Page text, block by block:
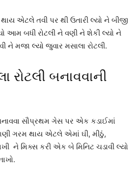
એટલે તવી પર થી ઉતારી લ્યો ને બીજી
આમ બધી રોટલી ને વણી ને શેકી લ્યો ને
ને મજા લ્યો જુવાર મસાલા રોટલી.
રોટલી બનાવવાની
બનાવવા સૌપ્રથમ ગેસ પર એક કડાઈમાં
ગરમ થાય એટલે એમાં ઘી, મીઠું,
ને મિક્સ કરી એક બે મિનિટ ચડાવી લ્યો